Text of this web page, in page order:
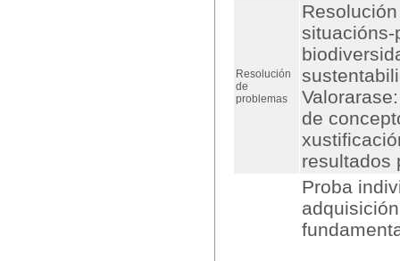
Resolución
de
problemas
situacións-
de
resultados
Proba